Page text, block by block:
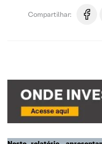
Compartilhar: